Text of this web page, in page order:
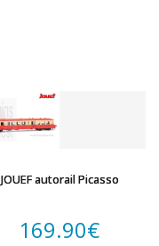
JOUEF autorail Picasso
169.90€